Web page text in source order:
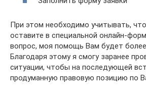
При этом необходимо учитывать,
оставите в специальной онлайн-
вопрос, моя помощь Вам будет более
Благодаря этому я смогу заранее
ситуации, чтобы на последующей
продуманную правовую позицию по